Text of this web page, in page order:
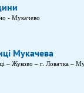
- Мукачево
Мукачева
– Жуково – г. Ловачка –